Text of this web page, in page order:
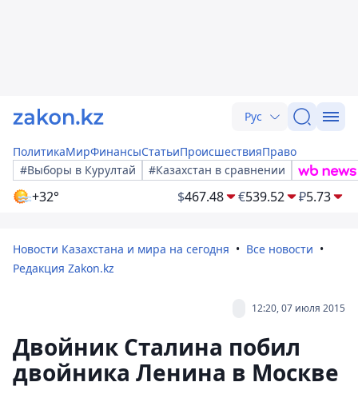
Рус
ПолитикаМирФинансыСтатьиПроисшествияПраво
#Выборы в Курултай
#Казахстан в сравнении
+32° $467.48 €539.52 ₽5.73
Новости Казахстана и мира на сегодня
Все новости
Редакция Zakon.kz
12:20, 07 июля 2015
Двойник Сталина побил
двойника Ленина в Москве